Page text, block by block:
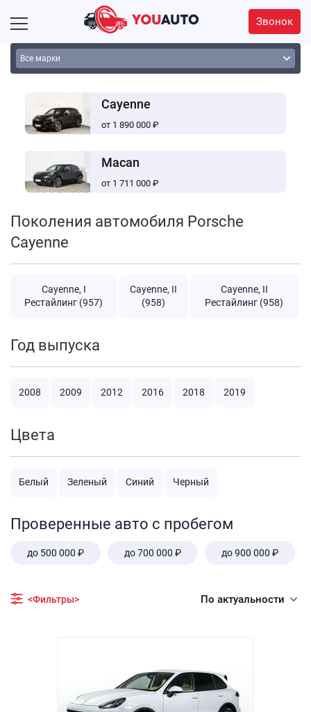
Звонок
Cayenne
от 1 890 000 ₽
Macan
от 1 711 000 ₽
Поколения автомобиля Porsche
Cayenne
Cayenne, I
Рестайлинг (957)
Cayenne, II
(958)
Cayenne, II
Рестайлинг (958)
Год выпуска
2008 2009 2012 2016 2018 2019
Цвета
Белый Зеленый Синий Черный
Проверенные авто с пробегом
до 500 000 ₽ до 700 000 ₽ до 900 000 ₽
<Фильтры> По актуальности